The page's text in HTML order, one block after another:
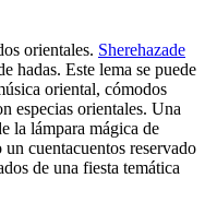
orientales. Sherehazade
hadas. Este lema se puede
oriental, cómodos
especias orientales. Una
la lámpara mágica de
cuentacuentos reservado
de una fiesta temática